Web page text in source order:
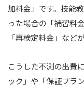
加料金」です。技能
った場合の「補習料
「再検定料金」など
こうした不測の出費
ック」や「保証プラ